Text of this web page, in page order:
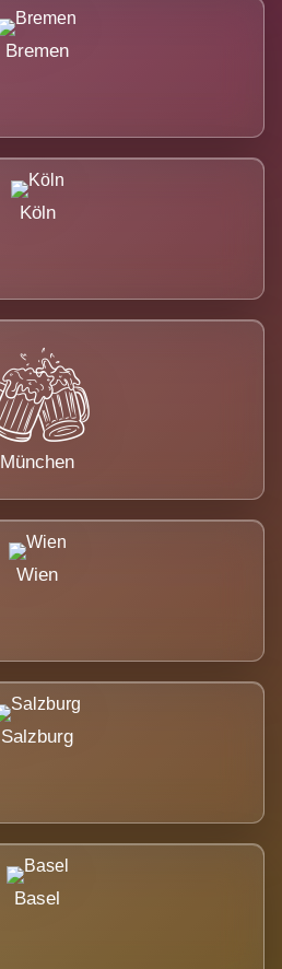
Bremen
Köln
München
Wien
Salzburg
Basel